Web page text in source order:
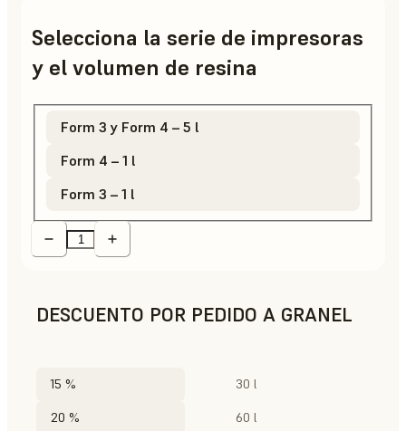
Selecciona la serie de impresoras
y el volumen de resina
Form 3 y Form 4 – 5 l
Form 4 – 1 l
Form 3 – 1 l
DESCUENTO POR PEDIDO A GRANEL
15 % 30 l
20 % 60 l